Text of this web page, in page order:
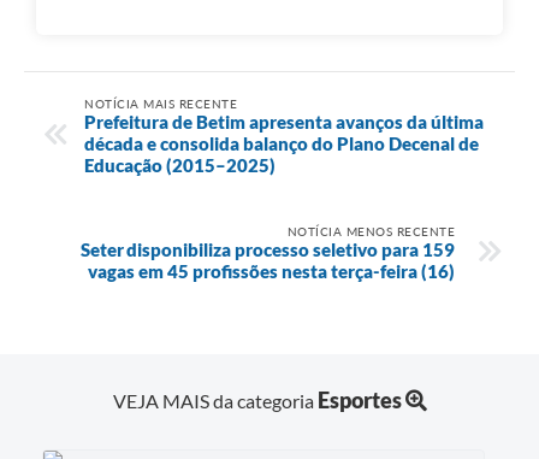
NOTÍCIA MAIS RECENTE
Prefeitura de Betim apresenta avanços da última
década e consolida balanço do Plano Decenal de
Educação (2015–2025)
NOTÍCIA MENOS RECENTE
Seter disponibiliza processo seletivo para 159
vagas em 45 profissões nesta terça-feira (16)
VEJA MAIS da categoria Esportes